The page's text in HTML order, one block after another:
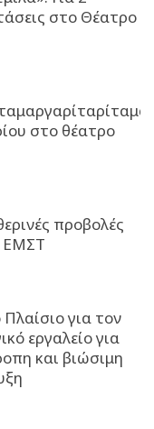
στο Θέατρο
στο θέατρο
προβολές
ΕΜΣΤ
για τον
εργαλείο για
και βιώσιμη